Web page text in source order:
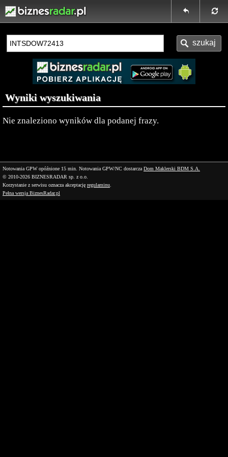
Wyniki wyszukiwania
Nie znaleziono wyników dla podanej frazy.
Notowania GPW opóźnione 15 min. Notowania GPW/NC dostarcza Dom Maklerski BDM S.A.
© 2010-2026 BIZNESRADAR sp. z o.o.
Korzystanie z serwisu oznacza akceptację regulaminu
Pełna wersja BiznesRadar.pl